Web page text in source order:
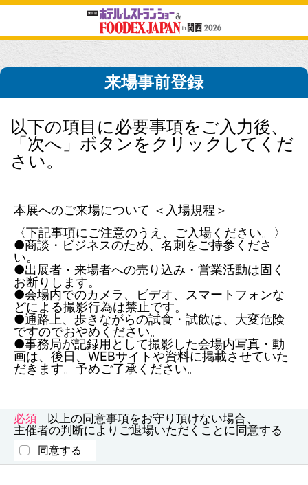
来場事前登録
以下の項目に必要事項をご入力後、
「次へ」ボタンをクリックしてくだ
さい。
本展へのご来場について ＜入場規程＞
〈下記事項にご注意のうえ、ご入場ください。〉
●商談・ビジネスのため、名刺をご持参くださ
い。
●出展者・来場者への売り込み・営業活動は固く
お断りします。
●会場内でのカメラ、ビデオ、スマートフォンな
どによる撮影行為は禁止です。
●通路上、歩きながらの試食・試飲は、大変危険
ですのでおやめください。
●事務局が記録用として撮影した会場内写真・動
画は、後日、WEBサイトや資料に掲載させていた
だきます。予めご了承ください。
以上の同意事項をお守り頂けない場合、
主催者の判断によりご退場いただくことに同意する
同意する